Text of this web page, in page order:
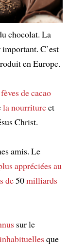
chocolat. La
C’est
en Europe.
de cacao
la nourritureet
Christ.
amis. Le
appréciéesau
de50milliards
sur le
que